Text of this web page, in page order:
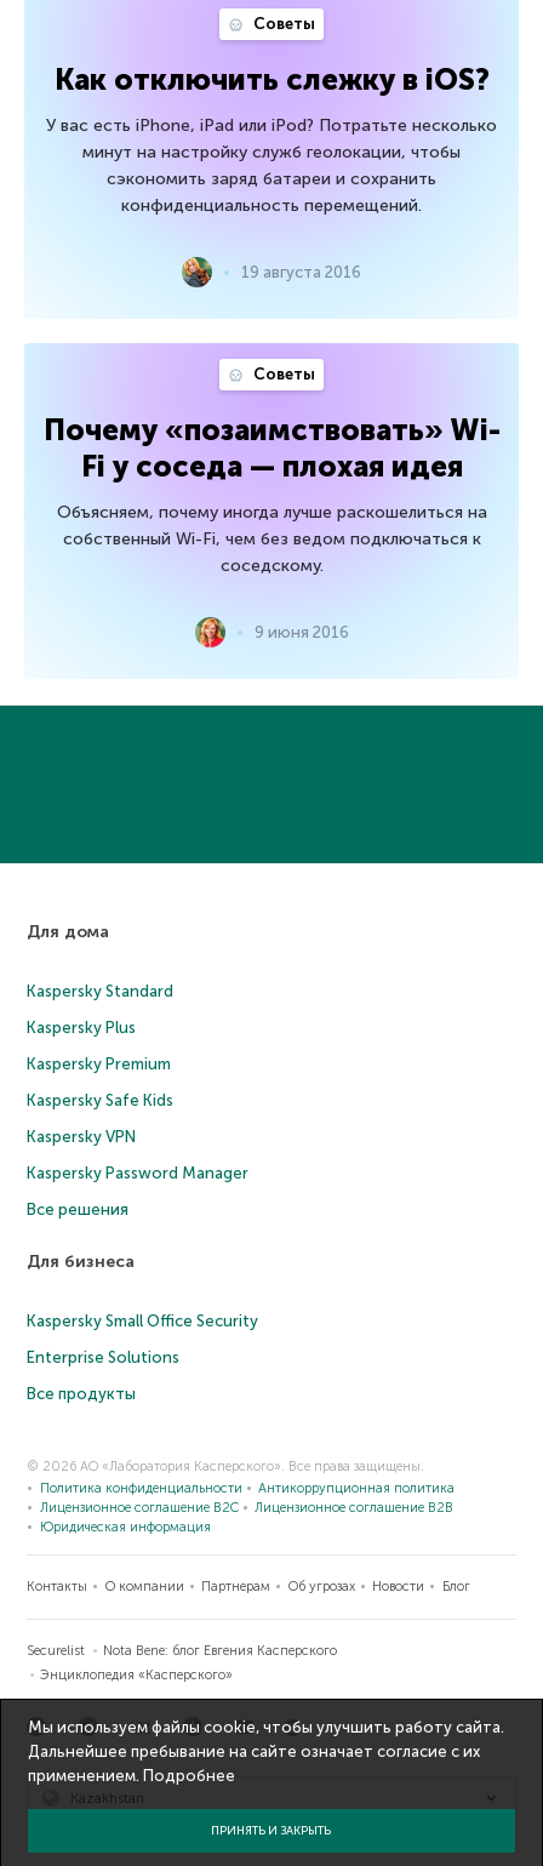
Советы
Как отключить слежку в iOS?
У вас есть iPhone, iPad или iPod? Потратьте несколько
минут на настройку служб геолокации, чтобы
сэкономить заряд батареи и сохранить
конфиденциальность перемещений.
19 августа 2016
Советы
Почему «позаимствовать» Wi-
Fi у соседа — плохая идея
Объясняем, почему иногда лучше раскошелиться на
собственный Wi-Fi, чем без ведом подключаться к
соседскому.
9 июня 2016
Для дома
Kaspersky Standard
Kaspersky Plus
Kaspersky Premium
Kaspersky Safe Kids
Kaspersky VPN
Kaspersky Password Manager
Все решения
Для бизнеса
Kaspersky Small Office Security
Enterprise Solutions
Все продукты
© 2026 АО «Лаборатория Касперского». Все права защищены.
Политика конфиденциальности
Антикоррупционная политика
Лицензионное соглашение B2C
Лицензионное соглашение B2B
Юридическая информация
Контакты О компании Партнерам Об угрозах Новости Блог
Securelist
Nota Bene: блог Евгения Касперского
Энциклопедия «Касперского»
Kazakhstan
Мы используем файлы cookie, чтобы улучшить работу сайта.
Дальнейшее пребывание на сайте означает согласие с их
применением. Подробнее
ПРИНЯТЬ И ЗАКРЫТЬ